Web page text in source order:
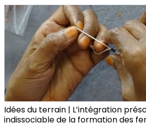
Idées du terrain | L’intégration
indissociable de la formation des